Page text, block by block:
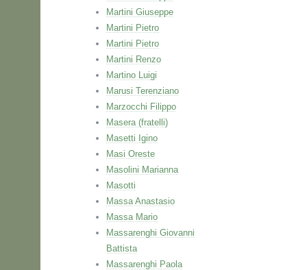
Martini Giuseppe
Martini Pietro
Martini Pietro
Martini Renzo
Martino Luigi
Marusi Terenziano
Marzocchi Filippo
Masera (fratelli)
Masetti Igino
Masi Oreste
Masolini Marianna
Masotti
Massa Anastasio
Massa Mario
Massarenghi Giovanni
Battista
Massarenghi Paola